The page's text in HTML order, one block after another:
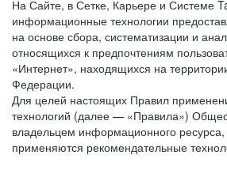
На Сайте, в Сетке, Карьере и Системе
информационные технологии
на основе сбора, систематизации и
относящихся к предпочтениям
«Интернет», находящихся на
Федерации.
Для целей настоящих Правил
технологий (далее — «Правила»)
владельцем информационного ресурса,
применяются рекомендательные